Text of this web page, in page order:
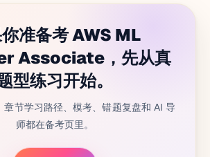
准备考 AWS ML
Associate，先从真
型练习开始。
节学习路径、模考、错题复盘和 AI 导
师都在备考页里。